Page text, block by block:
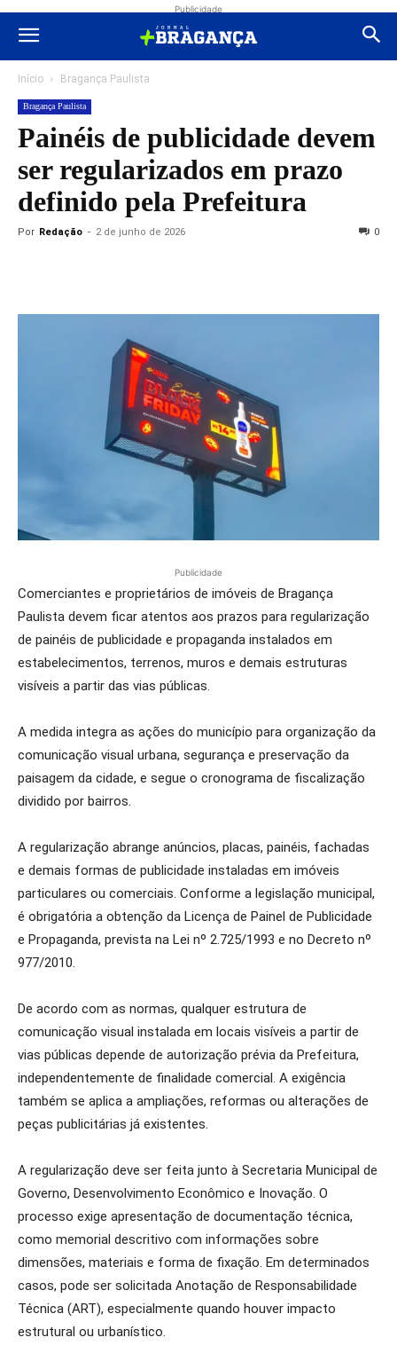
Publicidade
Início Bragança Paulista
Bragança Paulista
Painéis de publicidade devem
ser regularizados em prazo
definido pela Prefeitura
Por Redação - 2 de junho de 2026 0
Publicidade
Comerciantes e proprietários de imóveis de Bragança
Paulista devem ficar atentos aos prazos para regularização
de painéis de publicidade e propaganda instalados em
estabelecimentos, terrenos, muros e demais estruturas
visíveis a partir das vias públicas.
A medida integra as ações do município para organização da
comunicação visual urbana, segurança e preservação da
paisagem da cidade, e segue o cronograma de fiscalização
dividido por bairros.
A regularização abrange anúncios, placas, painéis, fachadas
e demais formas de publicidade instaladas em imóveis
particulares ou comerciais. Conforme a legislação municipal,
é obrigatória a obtenção da Licença de Painel de Publicidade
e Propaganda, prevista na Lei nº 2.725/1993 e no Decreto nº
977/2010.
De acordo com as normas, qualquer estrutura de
comunicação visual instalada em locais visíveis a partir de
vias públicas depende de autorização prévia da Prefeitura,
independentemente de finalidade comercial. A exigência
também se aplica a ampliações, reformas ou alterações de
peças publicitárias já existentes.
A regularização deve ser feita junto à Secretaria Municipal de
Governo, Desenvolvimento Econômico e Inovação. O
processo exige apresentação de documentação técnica,
como memorial descritivo com informações sobre
dimensões, materiais e forma de fixação. Em determinados
casos, pode ser solicitada Anotação de Responsabilidade
Técnica (ART), especialmente quando houver impacto
estrutural ou urbanístico.